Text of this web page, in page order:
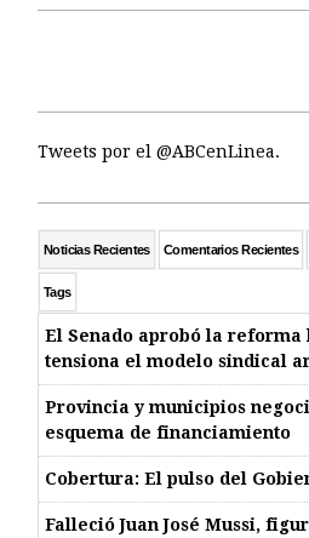
Tweets por el @ABCenLinea.
Noticias Recientes Comentarios Recientes
Tags
El Senado aprobó la
tensiona el modelo sindical
Provincia y municipios
esquema de financiamiento
Cobertura: El pulso del
Falleció Juan José Mussi,